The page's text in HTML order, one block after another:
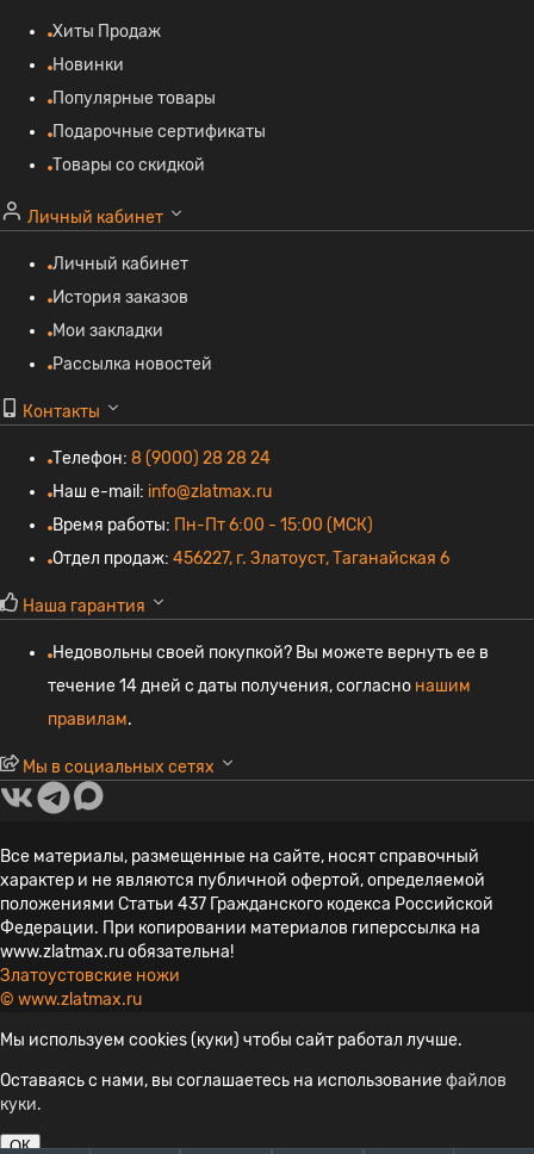
Хиты Продаж
Новинки
Популярные товары
Подарочные сертификаты
Товары со скидкой
Личный кабинет
Личный кабинет
История заказов
Мои закладки
Рассылка новостей
Контакты
Телефон: 8 (9000) 28 28 24
Наш e-mail: info@zlatmax.ru
Время работы: Пн-Пт 6:00 - 15:00 (МСК)
Отдел продаж: 456227, г. Златоуст, Таганайская 6
Наша гарантия
Недовольны своей покупкой? Вы можете вернуть ее в
течение 14 дней с даты получения, согласно нашим
правилам.
Мы в социальных сетях
Все материалы, размещенные на сайте, носят справочный
характер и не являются публичной офертой, определяемой
положениями Статьи 437 Гражданского кодекса Российской
Федерации. При копировании материалов гиперссылка на
www.zlatmax.ru обязательна!
Златоустовские ножи
© www.zlatmax.ru
Мы используем cookies (куки) чтобы сайт работал лучше.
Оставаясь с нами, вы соглашаетесь на использованиефайлов
куки.
ОК